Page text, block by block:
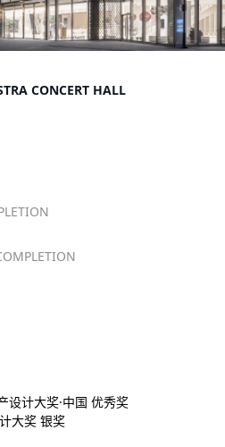
CONCERT HALL
设计大奖·中国 优秀奖
大奖 银奖